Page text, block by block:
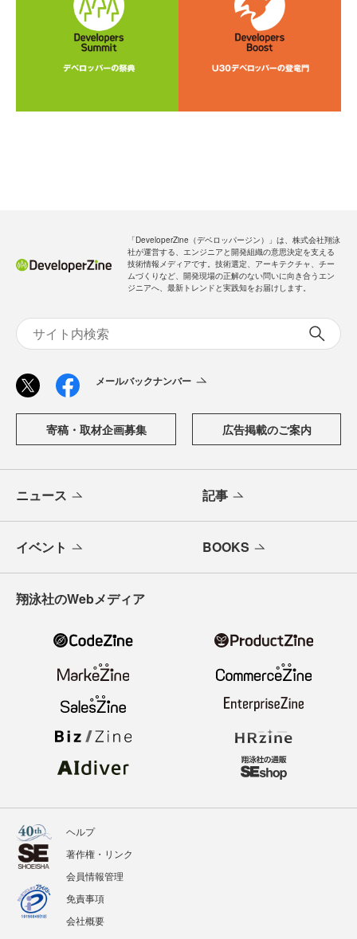
「DeveloperZine（デベロッパージン）」は、株式会社翔泳
社が運営する、エンジニアと開発組織の意思決定を支える
技術情報メディアです。技術選定、アーキテクチャ、チー
ムづくりなど、開発現場の正解のない問いに向き合うエン
ジニアへ、最新トレンドと実践知をお届けします。
メールバックナンバー
寄稿・取材企画募集 広告掲載のご案内
ニュース 記事
イベント BOOKS
翔泳社のWebメディア
ヘルプ
著作権・リンク
会員情報管理
免責事項
会社概要